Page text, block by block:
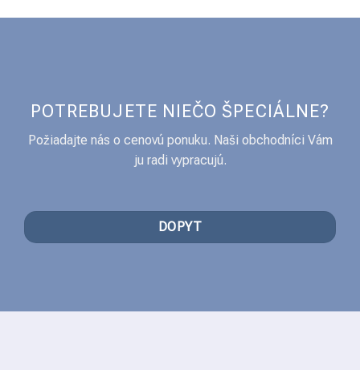
POTREBUJETE NIEČO ŠPECIÁLNE?
Požiadajte nás o cenovú ponuku. Naši obchodníci Vám
ju radi vypracujú.
DOPYT